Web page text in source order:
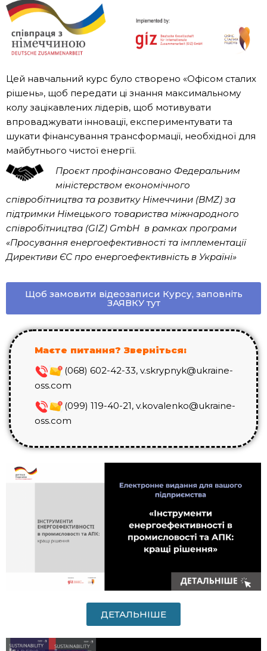
Цей навчальний курс було створено «Офісом сталих
рішень», щоб передати ці знання максимальному
колу зацікавлених лідерів, щоб мотивувати
впроваджувати інновації, експериментувати та
шукати фінансування трансформації, необхідної для
майбутнього чистої енергії.
Проєктпрофінансовано Федеральним
міністерством економічного
співробітництва та розвитку Німеччини (BMZ) за
підтримки Німецького товариства міжнародного
співробітництва (GIZ) GmbH в рамках програми
«Просування енергоефективності та імплементації
Директиви ЄС про енергоефективність в Україні»
Щоб замовити відеозаписи Курсу, заповніть
ЗАЯВКУ тут
Маєте питання? Зверніться:
(068) 602-42-33, v.skrypnyk@ukraine-
oss.com
(099) 119-40-21, v.kovalenko@ukraine-
oss.com
ДЕТАЛЬНІШЕ